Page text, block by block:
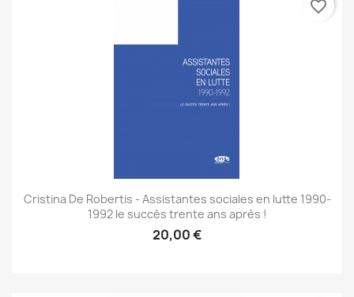
Cristina De Robertis - Assistantes sociales en lutte 1990-
1992 le succès trente ans après !
20,00 €
favorite_border